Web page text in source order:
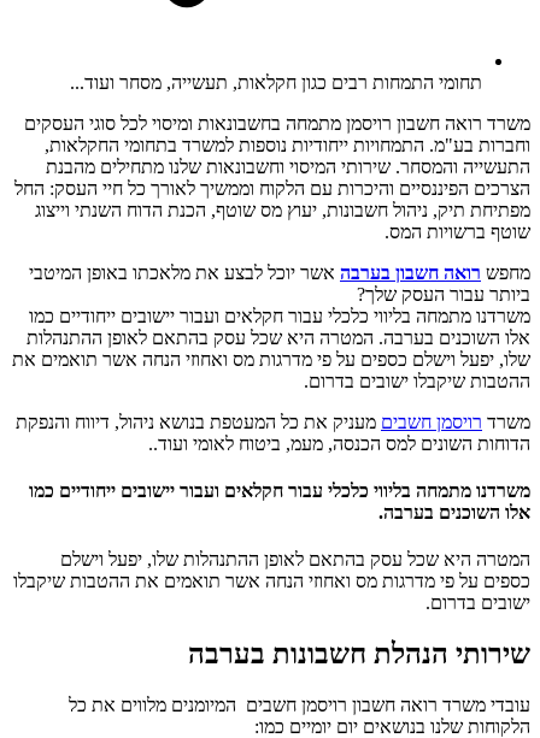
תחומי התמחות רבים כגון חקלאות, תעשייה, מסחר ועוד...
חשבון רויסמן מתמחה בחשבונאות ומיסוי לכל סוגי העסקים
בע"מ. התמחויות ייחודיות נוספות למשרד בתחומי החקלאות,
והמסחר. שירותי המיסוי וחשבונאות שלנו מתחילים מהבנת
הפיננסיים והיכרות עם הלקוח וממשיך לאורך כל חיי העסק: החל
תיק, ניהול חשבונות, יעוץ מס שוטף, הכנת הדוח השנתי וייצוג
המס.
רואה חשבון בערבה אשר יוכל לבצע את מלאכתו באופן המיטבי
עבור העסק שלך?
מתמחה בליווי כלכלי עבור חקלאים ועבור יישובים ייחודיים כמו
בערבה. המטרה היא שכל עסק בהתאם לאופן ההתנהלות
וישלם כספים על פי מדרגות מס ואחוזי הנחה אשר תואמים את
שיקבלו ישובים בדרום.
רויסמן חשבים מעניק את כל המעטפת בנושא ניהול, דיווח והנפקת
השונים למס הכנסה, מעמ, ביטוח לאומי ועוד..
מתמחה בליווי כלכלי עבור חקלאים ועבור יישובים ייחודיים כמו
בערבה.
היא שכל עסק בהתאם לאופן ההתנהלות שלו, יפעל וישלם
על פי מדרגות מס ואחוזי הנחה אשר תואמים את ההטבות שיקבלו
בדרום.
הנהלת חשבונות בערבה
רואה חשבון רויסמן חשבים המיומנים מלווים את כל
שלנו בנושאים יום יומיים כמו: